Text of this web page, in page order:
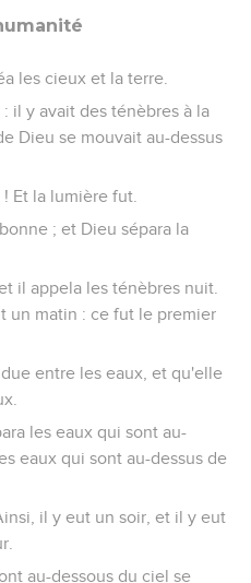
les cieux et la terre.
il y avait des ténèbres à la
Dieu se mouvait au-dessus
Et la lumière fut.
; et Dieu sépara la
il appela les ténèbres nuit.
un matin : ce fut le premier
entre les eaux, et qu'elle
les eaux qui sont au-
eaux qui sont au-dessus de
il y eut un soir, et il y eut
au-dessous du ciel se